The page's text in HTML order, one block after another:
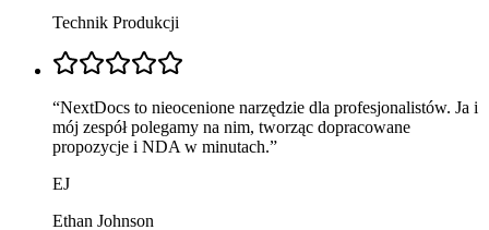
Technik Produkcji
“NextDocs to nieocenione narzędzie dla profesjonalistów. Ja i
mój zespół polegamy na nim, tworząc dopracowane
propozycje i NDA w minutach.”
EJ
Ethan Johnson